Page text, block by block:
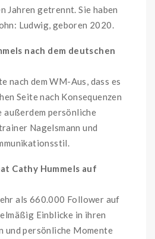
Jahren getrennt. Sie haben
Ludwig, geboren 2020.
nach dem deutschen
nach dem WM-Aus, dass es
Seite nach Konsequenzen
persönliche
Nagelsmann und
Cathy Hummels auf
als 660.000 Follower auf
Einblicke in ihren
und persönliche Momente